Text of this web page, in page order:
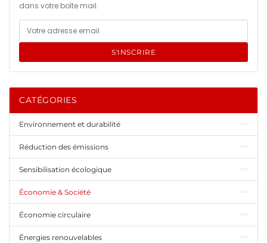
dans votre boîte mail.
S'INSCRIRE
CATÉGORIES
Environnement et durabilité
Réduction des émissions
Sensibilisation écologique
Économie & Société
Économie circulaire
Énergies renouvelables